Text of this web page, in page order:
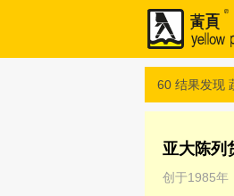
60 结果发现
亚大陈列
创于1985年